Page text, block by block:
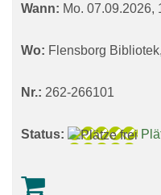
Wann: Mo. 07.09.2026,
Wo: Flensborg
Nr.: 262-266101
Status: